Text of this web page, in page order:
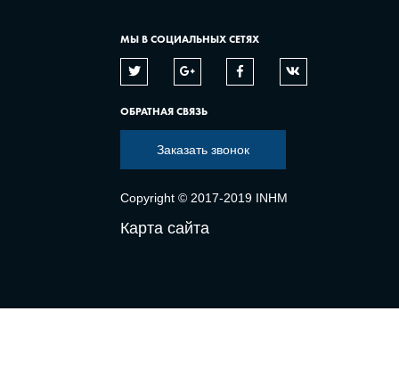
МЫ В СОЦИАЛЬНЫХ СЕТЯХ
ОБРАТНАЯ СВЯЗЬ
Заказать звонок
Copyright © 2017-2019 INHM
Карта сайта